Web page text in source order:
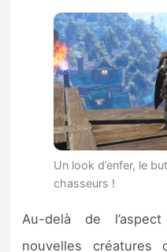
Un look d’enfer, le
chasseurs !
Au-delà de
nouvelles créatures